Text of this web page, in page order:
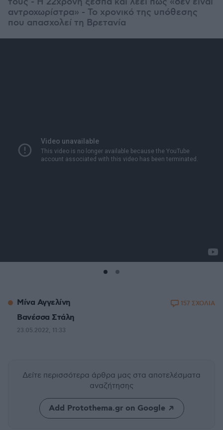
αντροχωρίστρα» - Το χρονικό της υπόθεσης
που απασχολεί τη Βρετανία
Μίνα Αγγελίνη
Βανέσσα Στάλη
23.05.2022, 11:33
157 ΣΧΟΛΙΑ
Δείτε περισσότερα άρθρα μας στα αποτελέσματα
αναζήτησης
Add Protothema.gr on Google